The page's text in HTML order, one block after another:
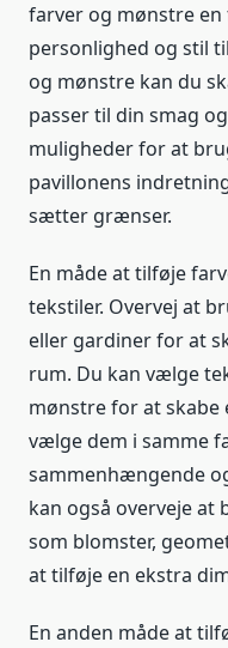
farver og mønstre
personlighed og stil
og mønstre kan du
passer til din smag
muligheder for at
pavillonens
sætter grænser.
En måde at tilføje
tekstiler. Overvej at
eller gardiner for at
rum. Du kan vælge
mønstre for at
vælge dem i samme
sammenhængende
kan også overveje
som blomster,
at tilføje en ekstra
En anden måde at